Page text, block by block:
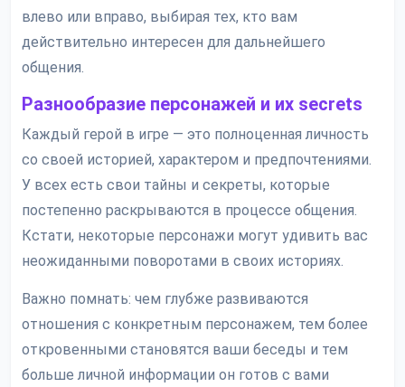
влево или вправо, выбирая тех, кто вам
действительно интересен для дальнейшего
общения.
Разнообразие персонажей и их secrets
Каждый герой в игре — это полноценная личность
со своей историей, характером и предпочтениями.
У всех есть свои тайны и секреты, которые
постепенно раскрываются в процессе общения.
Кстати, некоторые персонажи могут удивить вас
неожиданными поворотами в своих историях.
Важно помнать: чем глубже развиваются
отношения с конкретным персонажем, тем более
откровенными становятся ваши беседы и тем
больше личной информации он готов с вами